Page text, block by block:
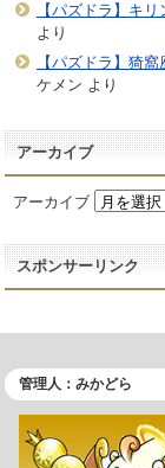
【パズドラ】キ
より
【パズドラ】猗
ケメン より
アーカイブ
アーカイブ
スポンサーリンク
管理人：みかどら